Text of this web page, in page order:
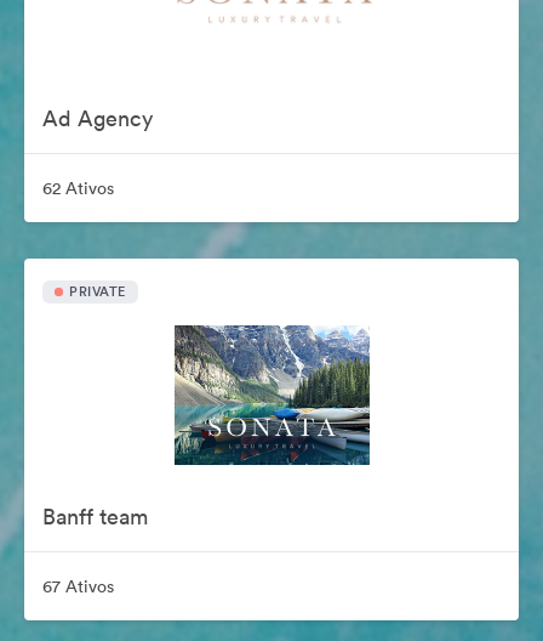
Ad Agency
62 Ativos
PRIVATE
Banff team
67 Ativos